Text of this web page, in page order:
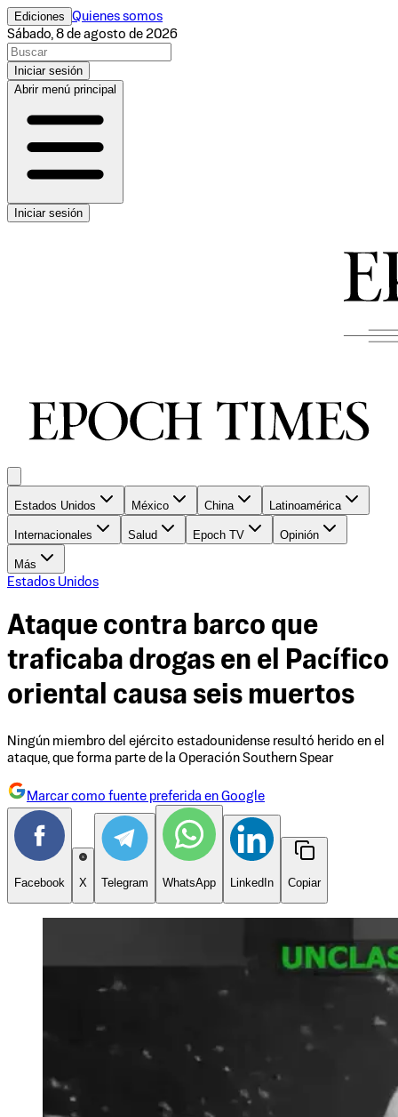
Ediciones Quienes somos
Sábado, 8 de agosto de 2026
Iniciar sesión
Abrir menú principal
Iniciar sesión
Estados Unidos México China Latinoamérica
Internacionales Salud Epoch TV Opinión
Más
Estados Unidos
Ataque contra barco que
traficaba drogas en el Pacífico
oriental causa seis muertos
Ningún miembro del ejército estadounidense resultó herido en el
ataque, que forma parte de la Operación Southern Spear
Marcar como fuente preferida en Google
Facebook X Telegram WhatsApp LinkedIn Copiar